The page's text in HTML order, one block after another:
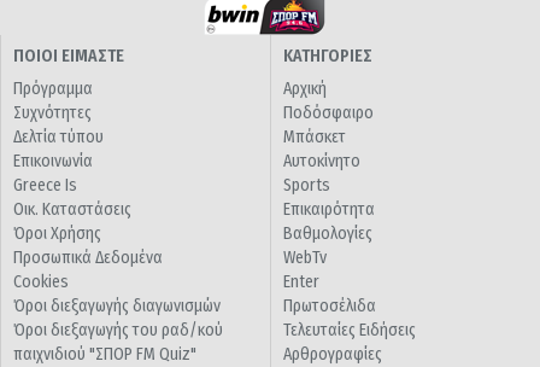
ΠΟΙΟΙ ΕΙΜΑΣΤΕ
Πρόγραμμα
Συχνότητες
Δελτία τύπου
Επικοινωνία
Greece Is
Οικ. Καταστάσεις
Όροι Χρήσης
Προσωπικά Δεδομένα
Cookies
Όροι διεξαγωγής διαγωνισμών
Όροι διεξαγωγής του ραδ/κού
παιχνιδιού "ΣΠΟΡ FM Quiz"
ΚΑΤΗΓΟΡΙΕΣ
Αρχική
Ποδόσφαιρο
Μπάσκετ
Αυτοκίνητο
Sports
Επικαιρότητα
Βαθμολογίες
WebTv
Enter
Πρωτοσέλιδα
Τελευταίες Ειδήσεις
Αρθρογραφίες